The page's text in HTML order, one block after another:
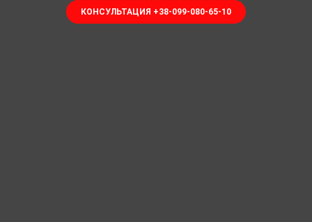
КОНСУЛЬТАЦИЯ +38-099-080-65-10